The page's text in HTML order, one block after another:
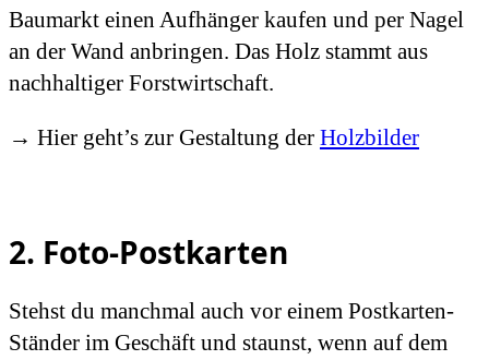
Baumarkt einen Aufhänger kaufen und per Nagel
an der Wand anbringen. Das Holz stammt aus
nachhaltiger Forstwirtschaft.
→ Hier geht’s zur Gestaltung der Holzbilder
2. Foto-Postkarten
Stehst du manchmal auch vor einem Postkarten-
Ständer im Geschäft und staunst, wenn auf dem